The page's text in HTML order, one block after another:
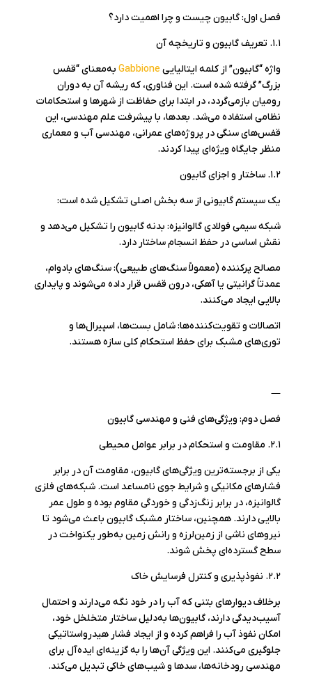
فصل اول: گابیون چیست و چرا اهمیت دارد؟
۱.۱. تعریف گابیون و تاریخچه آن
واژه “گابیون” از کلمه ایتالیاییGabbioneبه‌معنای “قفس
بزرگ” گرفته شده است. این فناوری، که ریشه آن به دوران
رومیان بازمی‌گردد، در ابتدا برای حفاظت از شهرها و استحکامات
نظامی استفاده می‌شد. بعدها، با پیشرفت علم مهندسی، این
قفس‌های سنگی در پروژه‌های عمرانی، مهندسی آب و معماری
منظر جایگاه ویژه‌ای پیدا کردند.
۱.۲. ساختار و اجزای گابیون
یک سیستم گابیونی از سه بخش اصلی تشکیل شده است:
شبکه سیمی فولادی گالوانیزه: بدنه گابیون را تشکیل می‌دهد و
نقش اساسی در حفظ انسجام ساختار دارد.
مصالح پرکننده (معمولاً سنگ‌های طبیعی): سنگ‌های بادوام،
عمدتاً گرانیتی یا آهکی، درون قفس قرار داده می‌شوند و پایداری
بالایی ایجاد می‌کنند.
اتصالات و تقویت‌کننده‌ها: شامل بست‌ها، اسپیرال‌ها و
توری‌های مشبک برای حفظ استحکام کلی سازه هستند.
—
فصل دوم: ویژگی‌های فنی و مهندسی گابیون
۲.۱. مقاومت و استحکام در برابر عوامل محیطی
یکی از برجسته‌ترین ویژگی‌های گابیون، مقاومت آن در برابر
فشارهای مکانیکی و شرایط جوی نامساعد است. شبکه‌های فلزی
گالوانیزه، در برابر زنگ‌زدگی و خوردگی مقاوم بوده و طول عمر
بالایی دارند. همچنین، ساختار مشبک گابیون باعث می‌شود تا
نیروهای ناشی از زمین‌لرزه و رانش زمین به‌طور یکنواخت در
سطح گسترده‌ای پخش شوند.
۲.۲. نفوذپذیری و کنترل فرسایش خاک
برخلاف دیوارهای بتنی که آب را در خود نگه می‌دارند و احتمال
آسیب‌دیدگی دارند، گابیون‌ها به‌دلیل ساختار متخلخل خود،
امکان نفوذ آب را فراهم کرده و از ایجاد فشار هیدرواستاتیکی
جلوگیری می‌کنند. این ویژگی آن‌ها را به گزینه‌ای ایده‌آل برای
مهندسی رودخانه‌ها، سدها و شیب‌های خاکی تبدیل می‌کند.